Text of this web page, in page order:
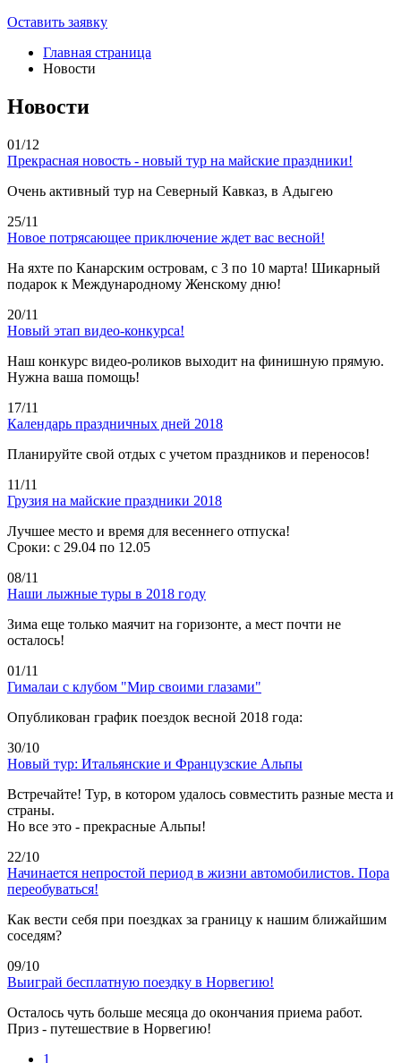
Оставить заявку
Главная страница
Новости
Новости
01/12
Прекрасная новость - новый тур на майские праздники!
Очень активный тур на Северный Кавказ, в Адыгею
25/11
Новое потрясающее приключение ждет вас весной!
На яхте по Канарским островам, с 3 по 10 марта! Шикарный
подарок к Международному Женскому дню!
20/11
Новый этап видео-конкурса!
Наш конкурс видео-роликов выходит на финишную прямую.
Нужна ваша помощь!
17/11
Календарь праздничных дней 2018
Планируйте свой отдых с учетом праздников и переносов!
11/11
Грузия на майские праздники 2018
Лучшее место и время для весеннего отпуска!
Сроки: с 29.04 по 12.05
08/11
Наши лыжные туры в 2018 году
Зима еще только маячит на горизонте, а мест почти не
осталось!
01/11
Гималаи с клубом "Мир своими глазами"
Опубликован график поездок весной 2018 года:
30/10
Новый тур: Итальянские и Французские Альпы
Встречайте! Тур, в котором удалось совместить разные места и
страны.
Но все это - прекрасные Альпы!
22/10
Начинается непростой период в жизни автомобилистов. Пора
переобуваться!
Как вести себя при поездках за границу к нашим ближайшим
соседям?
09/10
Выиграй бесплатную поездку в Норвегию!
Осталось чуть больше месяца до окончания приема работ.
Приз - путешествие в Норвегию!
1